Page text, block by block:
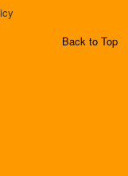
Back to Top